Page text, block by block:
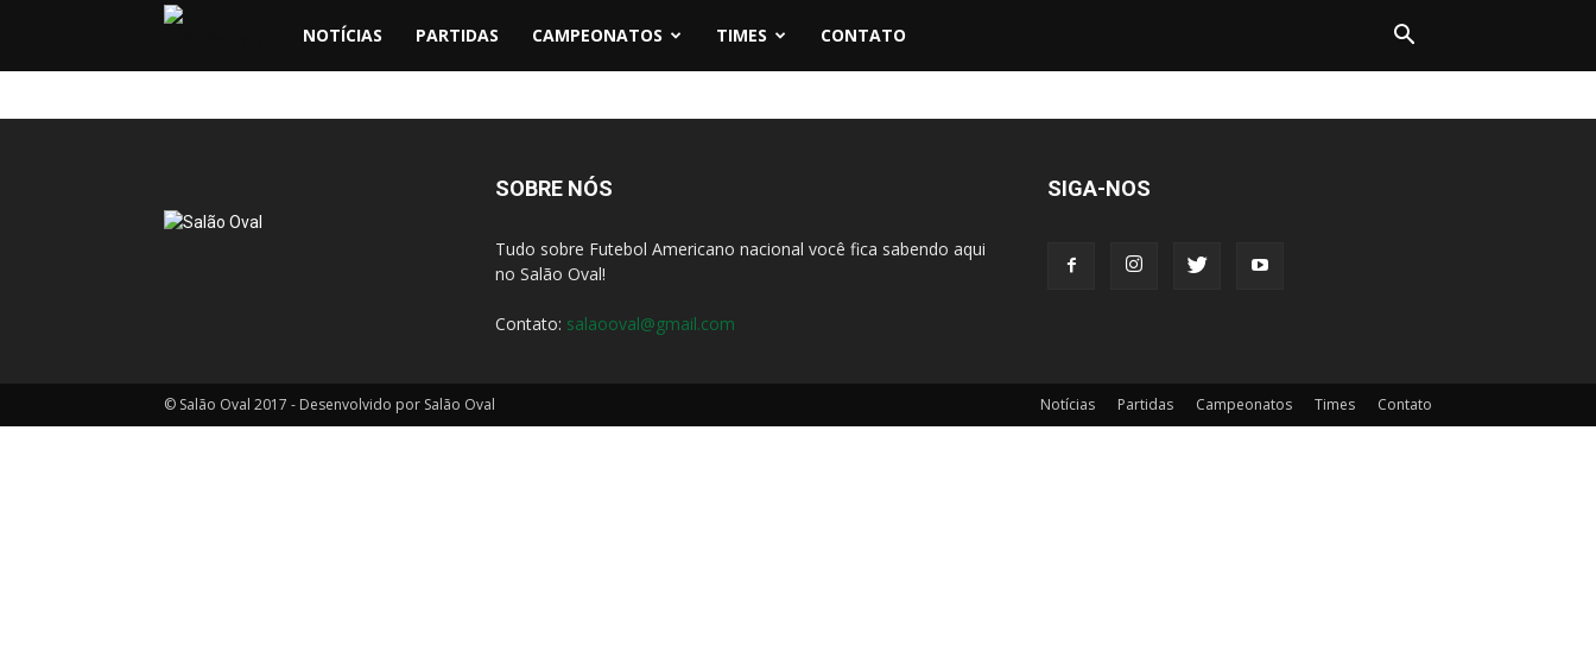
Salão
NOTÍCIAS PARTIDAS CAMPEONATOS TIMES CONTATO
SOBRE NÓS
Tudo sobre Futebol Americano nacional você fica sabendo aqui
no Salão Oval!
Contato: salaooval@gmail.com
SIGA-NOS
Notícias Partidas Campeonatos Times Contato
© Salão Oval 2017 - Desenvolvido por Salão Oval